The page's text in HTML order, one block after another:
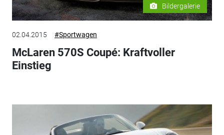
Bildergalerie
02.04.2015 #Sportwagen
McLaren 570S Coupé: Kraftvoller
Einstieg